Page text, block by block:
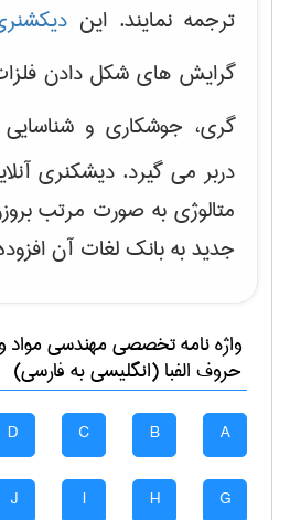
ترجمه نمایند. این
گرایش های شکل دادن
گری، جوشکاری و شناسایی
دربر می گیرد. دیشکنری
متالوژی به صورت مرتب
جدید به بانک لغات آن
واژه نامه تخصصیمهندسی مواد
حروف الفبا (انگلیسی به فارسی)
A
B
C
D
G
H
I
J